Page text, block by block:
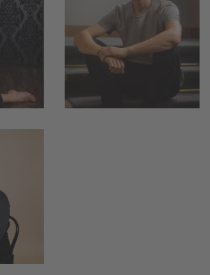
vergrößern